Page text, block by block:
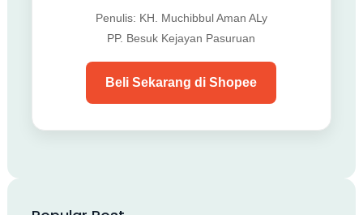
Penulis: KH. Muchibbul Aman ALy
PP. Besuk Kejayan Pasuruan
Beli Sekarang di Shopee